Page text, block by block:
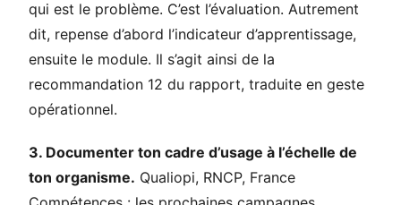
qui est le problème. C’est l’évaluation. Autrement
dit, repense d’abord l’indicateur d’apprentissage,
ensuite le module. Il s’agit ainsi de la
recommandation 12 du rapport, traduite en geste
opérationnel.
3. Documenter ton cadre d’usage à l’échelle de
ton organisme. Qualiopi, RNCP, France